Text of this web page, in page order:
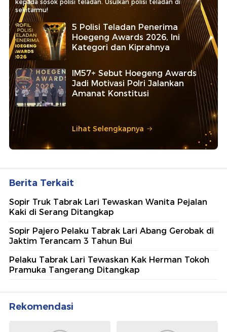
kepada sosok polisi teladan. Usulkan polisi teladan di
sekitarmu!
5 Polisi Teladan Penerima
Hoegeng Awards 2026, Ini
Kategori dan Kiprahnya
IM57+ Sebut Hoegeng Awards
Jadi Motivasi Polri Jalankan
Amanat Konstitusi
Lihat Selengkapnya
Berita Terkait
Sopir Truk Tabrak Lari Tewaskan Wanita Pejalan
Kaki di Serang Ditangkap
Sopir Pajero Pelaku Tabrak Lari Abang Gerobak di
Jaktim Terancam 3 Tahun Bui
Pelaku Tabrak Lari Tewaskan Kak Herman Tokoh
Pramuka Tangerang Ditangkap
Rekomendasi